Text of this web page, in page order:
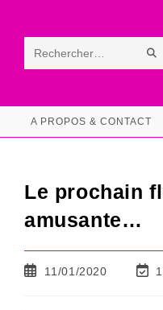
contentRechercher
ce
A PROPOS & CONTACT
Le prochain
amusante…
Publication
11/01/2020